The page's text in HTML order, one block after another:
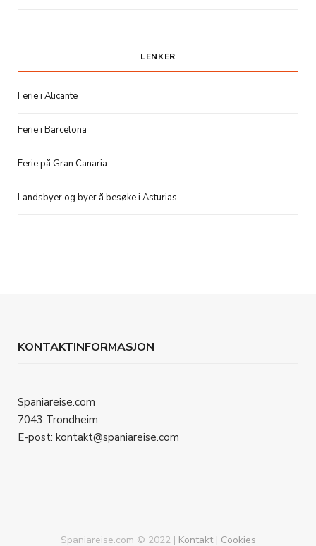
LENKER
Ferie i Alicante
Ferie i Barcelona
Ferie på Gran Canaria
Landsbyer og byer å besøke i Asturias
KONTAKTINFORMASJON
Spaniareise.com
7043 Trondheim
E-post: kontakt@spaniareise.com
Spaniareise.com © 2022 | Kontakt| Cookies